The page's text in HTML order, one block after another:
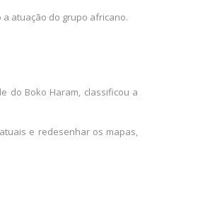
a atuação do grupo africano.
do Boko Haram, classificou a
e redesenhar os mapas,